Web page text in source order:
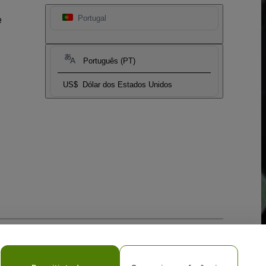
Portugal
Português (PT)
US$ Dólar dos Estados Unidos
Choices